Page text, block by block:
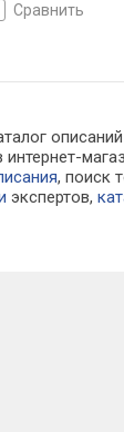
сравнить
интернет-
, поиск
экспертов,